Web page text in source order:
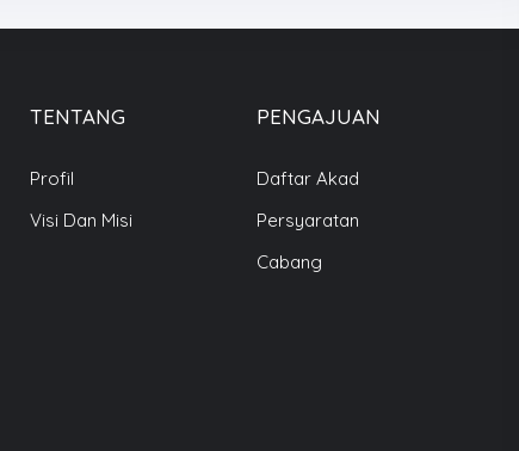
TENTANG
Profil
Visi Dan Misi
PENGAJUAN
Daftar Akad
Persyaratan
Cabang